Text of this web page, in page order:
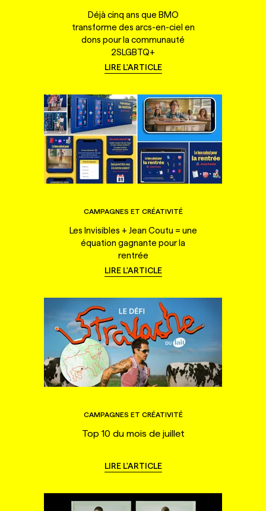
Déjà cinq ans que BMO
transforme des arcs-en-ciel en
dons pour la communauté
2SLGBTQ+
LIRE L'ARTICLE
CAMPAGNES ET CRÉATIVITÉ
Les Invisibles + Jean Coutu = une
équation gagnante pour la
rentrée
LIRE L'ARTICLE
CAMPAGNES ET CRÉATIVITÉ
Top 10 du mois de juillet
LIRE L'ARTICLE